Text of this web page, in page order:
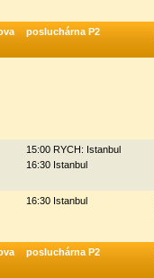
posluchárna P2
15:00 RYCH: Istanbul
16:30 Istanbul
16:30 Istanbul
posluchárna P2